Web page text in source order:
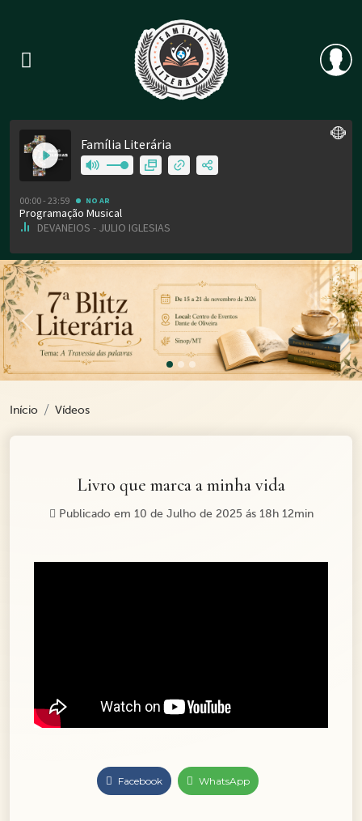
Previous
Início Vídeos
Livro que marca a minha vida
Publicado em 10 de Julho de 2025 ás 18h 12min
Facebook WhatsApp